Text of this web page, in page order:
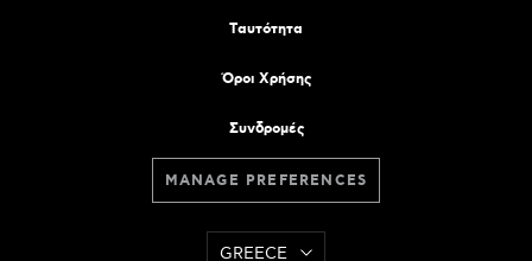
Tαυτότητα
Όροι Χρήσης
Συνδρομές
MANAGE PREFERENCES
GREECE